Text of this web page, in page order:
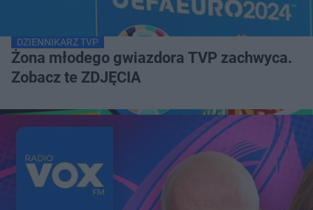
DZIENNIKARZ TVP
Żona młodego gwiazdora TVP zachwyca.
Zobacz te ZDJĘCIA